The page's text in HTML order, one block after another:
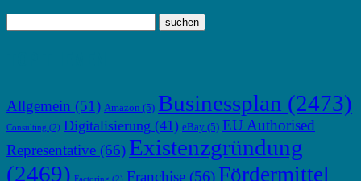
Allgemein (51) Amazon (5) Businessplan (2473)
Consulting (2) Digitalisierung (41) eBay (5) EU Authorised
Representative (66) Existenzgründung
(2469) Factoring (2) Franchise (56) Fördermittel